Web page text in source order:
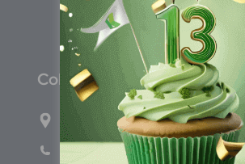
Colombia
Carrera 71G #117-67 INT 3 OFI 701
Teléfono: (601) 522 3869